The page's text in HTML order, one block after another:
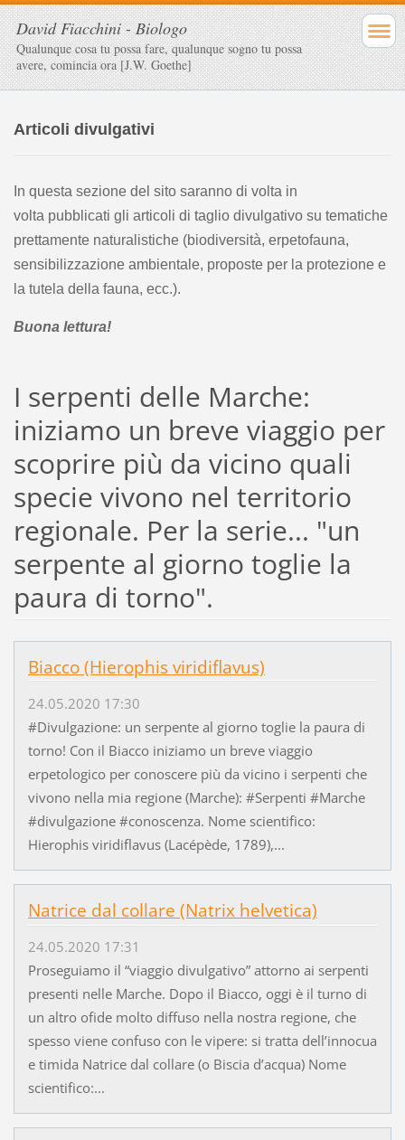
David Fiacchini - Biologo
Qualunque cosa tu possa fare, qualunque sogno tu possa
avere, comincia ora [J.W. Goethe]
Articoli divulgativi
In questa sezione del sito saranno di volta in
volta pubblicati gli articoli di taglio divulgativo su tematiche
prettamente naturalistiche (biodiversità, erpetofauna,
sensibilizzazione ambientale, proposte per la protezione e
la tutela della fauna, ecc.).
Buona lettura!
I serpenti delle Marche:
iniziamo un breve viaggio per
scoprire più da vicino quali
specie vivono nel territorio
regionale. Per la serie... "un
serpente al giorno toglie la
paura di torno".
Biacco (Hierophis viridiflavus)
24.05.2020 17:30
#Divulgazione: un serpente al giorno toglie la paura di
torno! Con il Biacco iniziamo un breve viaggio
erpetologico per conoscere più da vicino i serpenti che
vivono nella mia regione (Marche): #Serpenti #Marche
#divulgazione #conoscenza. Nome scientifico:
Hierophis viridiflavus (Lacépède, 1789),...
Natrice dal collare (Natrix helvetica)
24.05.2020 17:31
Proseguiamo il “viaggio divulgativo” attorno ai serpenti
presenti nelle Marche. Dopo il Biacco, oggi è il turno di
un altro ofide molto diffuso nella nostra regione, che
spesso viene confuso con le vipere: si tratta dell’innocua
e timida Natrice dal collare (o Biscia d’acqua) Nome
scientifico:...